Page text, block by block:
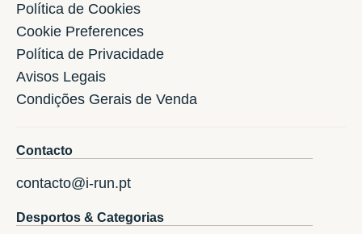
Política de Cookies
Cookie Preferences
Política de Privacidade
Avisos Legais
Condições Gerais de Venda
Contacto
contacto@i-run.pt
Desportos & Categorias